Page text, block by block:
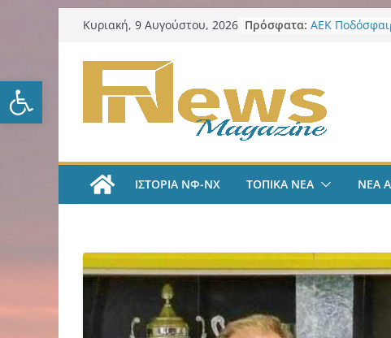
Ανοίξτε τη γραμμή εργαλείων
Μετάβαση
περιεχόμενο
Κυριακή, 9 Αυγούστου, 2026 Πρόσφατα: ΑΕΚ
Καταγγελία
Στεγαστικό
2026: Ποιοι
ευρώ
Ζωγράφου:
δενδρύλλια
επικαιρότητα
καθημερινά
filadelfeianews
ΙΣΤΟΡΙΑ ΝΦ-ΝΧ ΤΟΠΙΚΑ ΝΕΑ ΝΕΑ